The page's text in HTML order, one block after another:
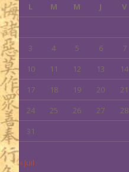
L M M J V
3
4 5 6 7
10
11 12 13 14
17
18 19 20 21
24
25 26 27 28
31
« Juil